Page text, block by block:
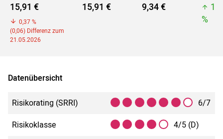
15,91 €
0,37 %
(0,06) Differenz zum
21.05.2026
15,91 € 9,34 €
%
Datenübersicht
Risikorating (SRRI)
6/7
Risikoklasse
4/5 (D)